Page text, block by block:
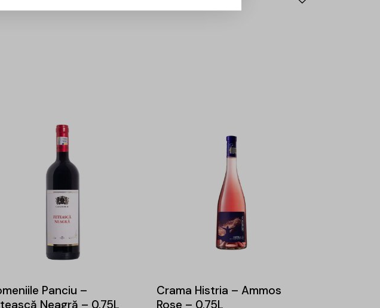
Panciu –
Neagră – 0.75L
Crama Histria – Ammos
Rose – 0.75L